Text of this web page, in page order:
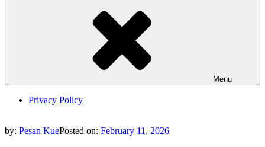
Menu
Privacy Policy
by: Pesan KuePosted on: February 11, 2026